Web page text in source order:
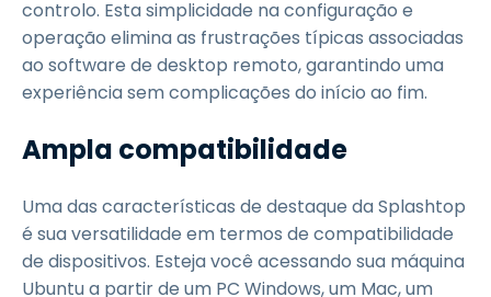
controlo. Esta simplicidade na configuração e
operação elimina as frustrações típicas associadas
ao software de desktop remoto, garantindo uma
experiência sem complicações do início ao fim.
Ampla compatibilidade
Uma das características de destaque da Splashtop
é sua versatilidade em termos de compatibilidade
de dispositivos. Esteja você acessando sua máquina
Ubuntu a partir de um PC Windows, um Mac, um